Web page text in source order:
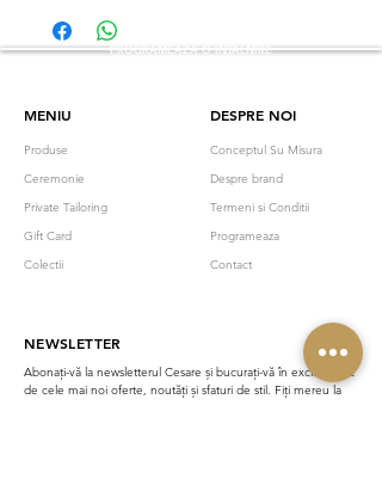
Culoare : verde
Rever : crestatPROGRAMEAZA O INTALNIRE
MENIU
Produse
Ceremonie
Private Tailoring
Gift Card
Colectii
DESPRE NOI
Conceptul Su Misura
Despre brand
Termeni si Conditii
Programeaza
Contact
NEWSLETTER
Abonați-vă la newsletterul Cesare și bucurați-vă în exclusivitate
de cele mai noi oferte, noutăți și sfaturi de stil. Fiți mereu la